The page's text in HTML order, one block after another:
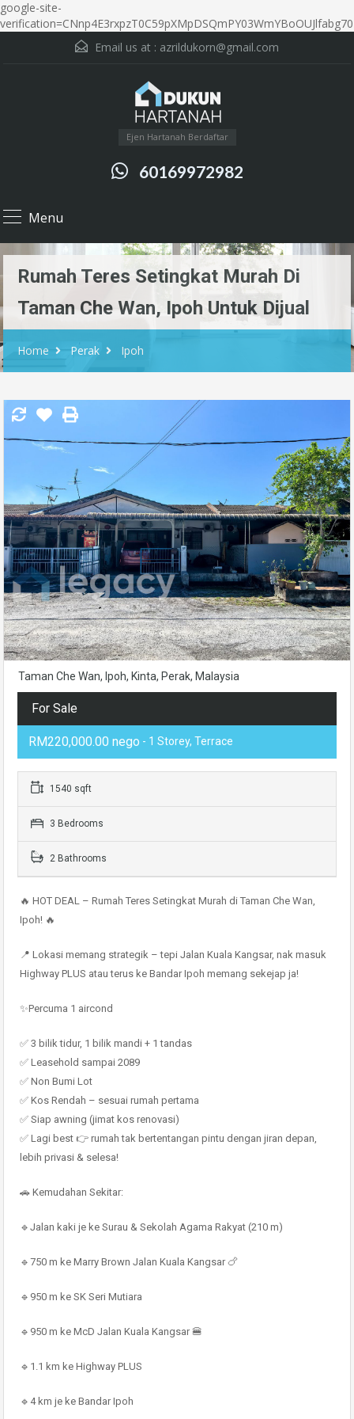
google-site-
verification=CNnp4E3rxpzT0C59pXMpDSQmPY03WmYBoOUJlfabg70
Email us at : azrildukorn@gmail.com
Ejen Hartanah Berdaftar
60169972982
Menu
Rumah Teres Setingkat Murah Di
Taman Che Wan, Ipoh Untuk Dijual
Home Perak Ipoh
Taman Che Wan, Ipoh, Kinta, Perak, Malaysia
For Sale
RM220,000.00 nego - 1 Storey, Terrace
1540 sqft
3 Bedrooms
2 Bathrooms
🔥 HOT DEAL – Rumah Teres Setingkat Murah di Taman Che Wan,
Ipoh! 🔥
📍 Lokasi memang strategik – tepi Jalan Kuala Kangsar, nak masuk
Highway PLUS atau terus ke Bandar Ipoh memang sekejap ja!
✨Percuma 1 aircond
✅ 3 bilik tidur, 1 bilik mandi + 1 tandas
✅ Leasehold sampai 2089
✅ Non Bumi Lot
✅ Kos Rendah – sesuai rumah pertama
✅ Siap awning (jimat kos renovasi)
✅ Lagi best 👉 rumah tak bertentangan pintu dengan jiran depan,
lebih privasi & selesa!
🚗 Kemudahan Sekitar:
🔹Jalan kaki je ke Surau & Sekolah Agama Rakyat (210 m)
🔹750 m ke Marry Brown Jalan Kuala Kangsar 🍗
🔹950 m ke SK Seri Mutiara
🔹950 m ke McD Jalan Kuala Kangsar 🍔
🔹1.1 km ke Highway PLUS
🔹4 km je ke Bandar Ipoh